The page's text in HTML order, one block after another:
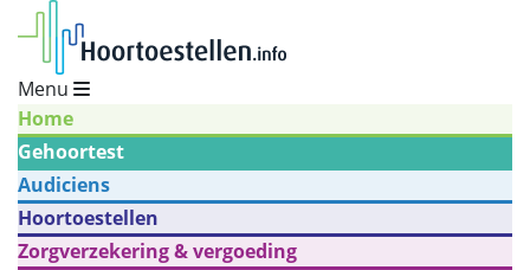
Menu
Home
Gehoortest
Audiciens
Hoortoestellen
Zorgverzekering & vergoeding